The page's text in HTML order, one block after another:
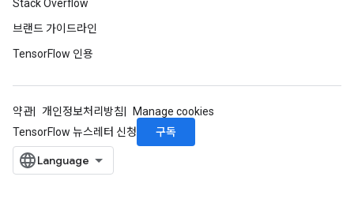
Stack Overflow
브랜드 가이드라인
TensorFlow 인용
약관 개인정보처리방침
Manage cookies
TensorFlow 뉴스레터 신청
구독